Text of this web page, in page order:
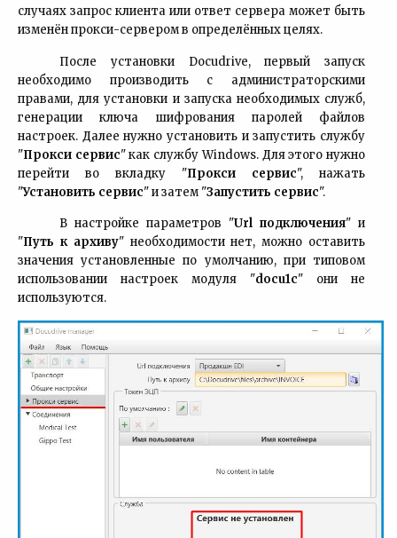
случаях запрос клиента или ответ сервера может быть
изменён прокси-сервером в определённых целях.
После установки Docudrive, первый запуск
необходимо производить с администраторскими
правами, для установки и запуска необходимых служб,
генерации ключа шифрования паролей файлов
настроек. Далее нужно установить и запустить службу
"Прокси сервис" как службу Windows. Для этого нужно
перейти во вкладку "Прокси сервис", нажать
"Установить сервис" и затем "Запустить сервис".
В настройке параметров "Url подключения" и
"Путь к архиву" необходимости нет, можно оставить
значения установленные по умолчанию, при типовом
использовании настроек модуля "docu1c" они не
используются.